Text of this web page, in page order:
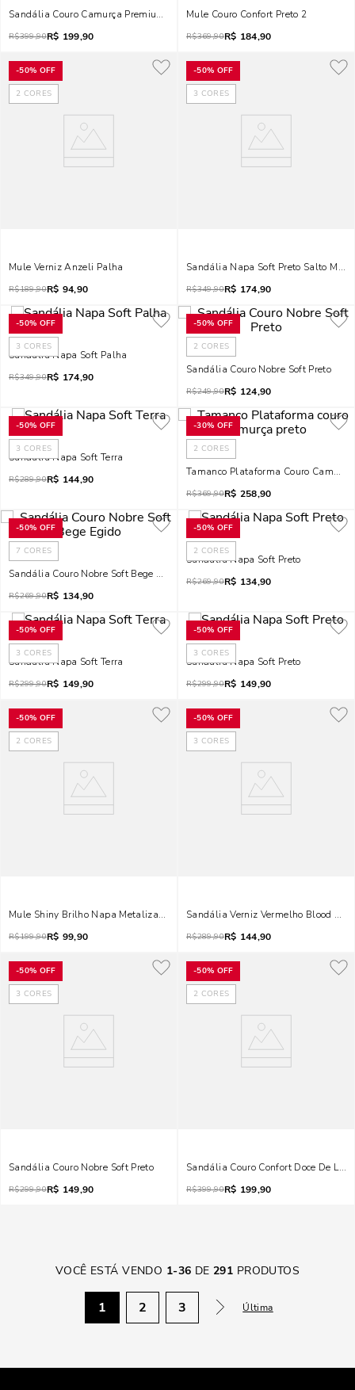
Sandália Couro Camurça Premium Preto
R$399,90R$ 199,90
Mule Couro Confort Preto 2
R$369,90R$ 184,90
-50% OFF
2 CORES
Mule Verniz Anzeli Palha
R$189,90R$ 94,90
-50% OFF
3 CORES
Sandália Napa Soft Preto Salto
R$349,90R$ 174,90
-50% OFF
3 CORES
Sandália Napa Soft Palha
R$349,90R$ 174,90
-50% OFF
2 CORES
Sandália Couro Nobre Soft Preto
R$249,90R$ 124,90
-50% OFF
3 CORES
Sandália Napa Soft Terra
R$289,90R$ 144,90
-30% OFF
2 CORES
Tamanco Plataforma Couro Camurça
R$369,90R$ 258,90
-50% OFF
7 CORES
Sandália Couro Nobre Soft Bege Egido
R$269,90R$ 134,90
-50% OFF
2 CORES
Sandália Napa Soft Preto
R$269,90R$ 134,90
-50% OFF
3 CORES
Sandália Napa Soft Terra
R$299,90R$ 149,90
-50% OFF
3 CORES
Sandália Napa Soft Preto
R$299,90R$ 149,90
-50% OFF
2 CORES
Mule Shiny Brilho Napa Metalizado Dourado Salto Fino
R$199,90R$ 99,90
-50% OFF
3 CORES
Sandália Verniz Vermelho
R$289,90R$ 144,90
-50% OFF
3 CORES
Sandália Couro Nobre Soft Preto
R$299,90R$ 149,90
-50% OFF
2 CORES
Sandália Couro Confort Doce De Leite
R$399,90R$ 199,90
VOCÊ ESTÁ VENDO 1-36 DE291 PRODUTOS
1 2 3 Última